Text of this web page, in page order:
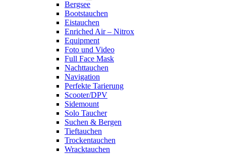
Bergsee
Bootstauchen
Eistauchen
Enriched Air – Nitrox
Equipment
Foto und Video
Full Face Mask
Nachttauchen
Navigation
Perfekte Tarierung
Scooter/DPV
Sidemount
Solo Taucher
Suchen & Bergen
Tieftauchen
Trockentauchen
Wracktauchen